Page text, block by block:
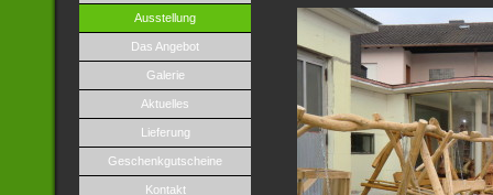
Ausstellung
Das Angebot
Galerie
Aktuelles
Lieferung
Geschenkgutscheine
Kontakt